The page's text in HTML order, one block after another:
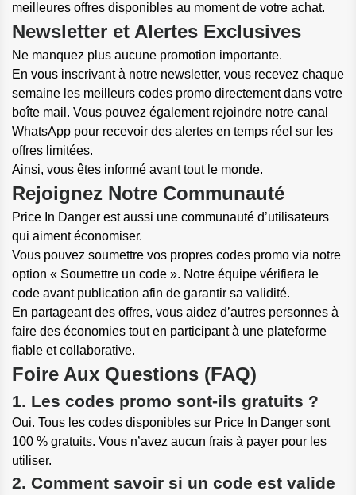
meilleures offres disponibles au moment de votre achat.
Newsletter et Alertes Exclusives
Ne manquez plus aucune promotion importante.
En vous inscrivant à notre newsletter, vous recevez chaque
semaine les meilleurs codes promo directement dans votre
boîte mail. Vous pouvez également rejoindre notre canal
WhatsApp pour recevoir des alertes en temps réel sur les
offres limitées.
Ainsi, vous êtes informé avant tout le monde.
Rejoignez Notre Communauté
Price In Danger est aussi une communauté d’utilisateurs
qui aiment économiser.
Vous pouvez soumettre vos propres codes promo via notre
option « Soumettre un code ». Notre équipe vérifiera le
code avant publication afin de garantir sa validité.
En partageant des offres, vous aidez d’autres personnes à
faire des économies tout en participant à une plateforme
fiable et collaborative.
Foire Aux Questions (FAQ)
1. Les codes promo sont-ils gratuits ?
Oui. Tous les codes disponibles sur Price In Danger sont
100 % gratuits. Vous n’avez aucun frais à payer pour les
utiliser.
2. Comment savoir si un code est valide